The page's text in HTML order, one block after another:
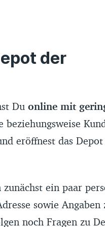
und
von uns monatlich
Haftung für die
durch ein Scoring
Leistung, Kosten
eine Rolle:
Steuerinformationen
erfolgen redaktionell
der
Du online mit
beziehungsweise
eröffnest das Depot
ein paar
sowie Angaben
noch Fragen zu